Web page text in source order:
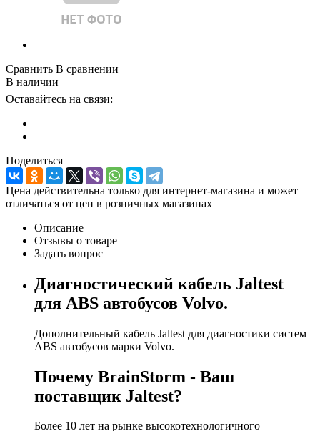
Сравнить В сравнении
В наличии
Оставайтесь на связи:
Поделиться
Цена действительна только для интернет-магазина и может
отличаться от цен в розничных магазинах
Описание
Отзывы о товаре
Задать вопрос
Диагностический кабель Jaltest
для ABS автобусов Volvo.
Дополнительный кабель Jaltest для диагностики систем
ABS автобусов марки Volvo.
Почему BrainStorm - Ваш
поставщик Jaltest?
Более 10 лет на рынке высокотехнологичного